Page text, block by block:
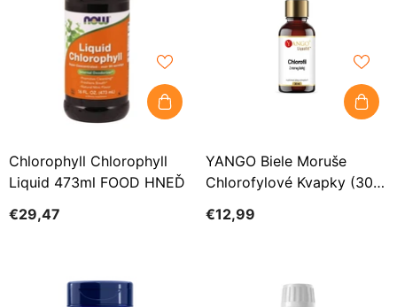
Chlorophyll Chlorophyll
Liquid 473ml FOOD HNEĎ
€29,47
YANGO Biele Moruše
Chlorofylové Kvapky (30
€12,99